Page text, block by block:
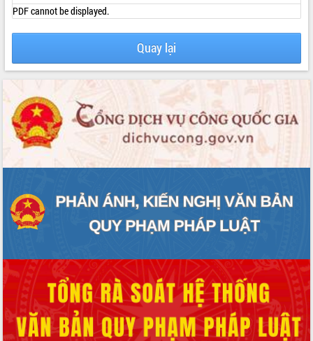
TIN TỨC SỰ KIỆN
UBND CÁC XÃ, PHƯỜNG
THÔNG TIN CHỈ ĐẠO ĐIỀU HÀNH
HỆ THỐNG VĂN BẢN
VĂN BẢN HĐND TỈNH
QUY HOẠCH - KẾ HOẠCH
PDF cannot be displayed.
Quay lại